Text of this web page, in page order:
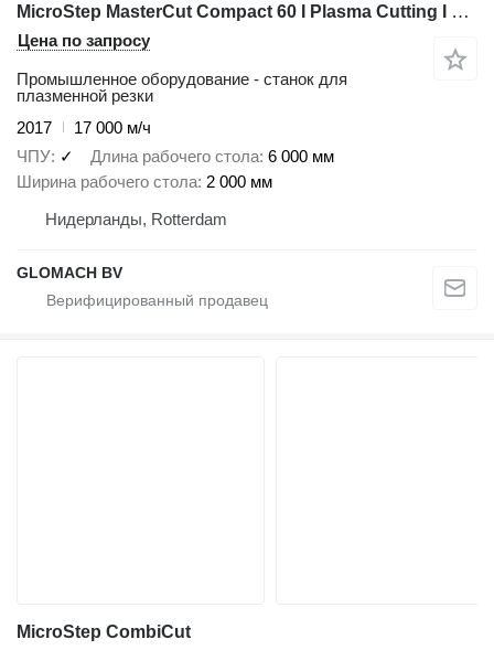
MicroStep MasterCut Compact 60 I Plasma Cutting I 2017
Цена по запросу
Промышленное оборудование - станок для
плазменной резки
2017
17 000 м/ч
ЧПУ ✓ Длина рабочего стола 6 000 мм
Ширина рабочего стола 2 000 мм
Нидерланды, Rotterdam
GLOMACH BV
MicroStep CombiCut